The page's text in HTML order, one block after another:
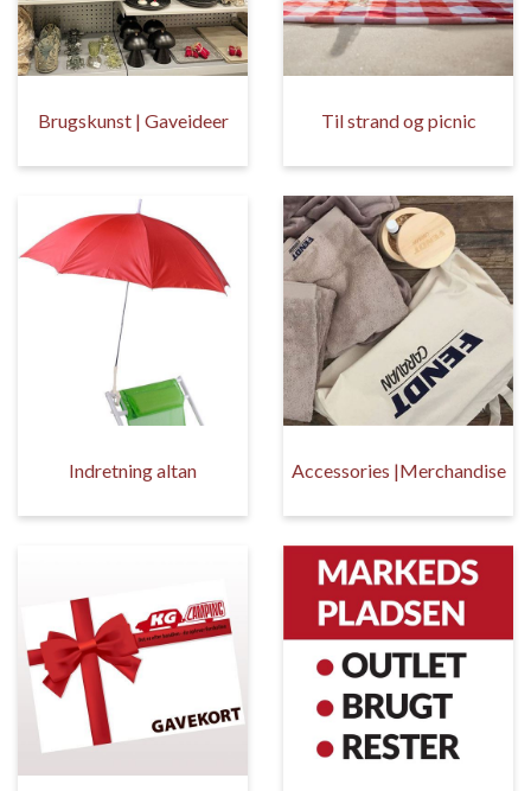
Brugskunst | Gaveideer Til strand og picnic
Indretning altan Accessories |Merchandise